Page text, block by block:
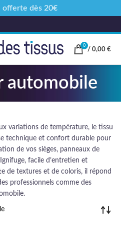
0
/ 0,00 €
automobile
variations de température, le tissu
technique et confort durable pour
de vos sièges, panneaux de
facile d’entretien et
de textures et de coloris, il répond
professionnels comme des
offerte dès 20€